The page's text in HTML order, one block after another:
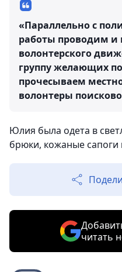
«Параллельно с
работы проводим
волонтерского
группу желающих
прочесываем
волонтеры
Юлия была одета в
брюки, кожаные сапоги
читать